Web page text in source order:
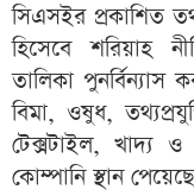
সিএসইর প্রকাশিত
হিসেবে শরিয়াহ
তালিকা পুনর্বিন্যাস
বিমা, ওষুধ,
টেক্সটাইল, খাদ্য ও
কোম্পানি স্থান